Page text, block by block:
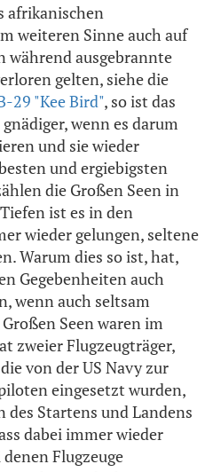
afrikanischen
weiteren Sinne auch auf
während ausgebrannte
gelten, siehe die
29 "Kee Bird", so ist das
wenn es darum
und sie wieder
und ergiebigsten
die Großen Seen in
ist es in den
wieder gelungen, seltene
Warum dies so ist, hat,
Gegebenheiten auch
wenn auch seltsam
Seen waren im
zweier Flugzeugträger,
von der US Navy zur
eingesetzt wurden,
Startens und Landens
dabei immer wieder
Flugzeuge